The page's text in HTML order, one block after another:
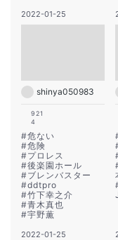
2022-01-25
shinya050983
921
4
#危ない
#危険
#プロレス
#後楽園ホール
#ブレンバスター
#ddtpro
#竹下幸之介
#青木真也
#宇野薫
2022-01-25